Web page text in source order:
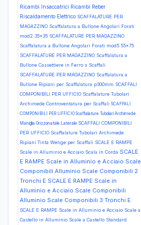
Ricambi Insaccatrici Ricambi Reber
Riscaldamento Elettrico SCAFFALATURE PER
MAGAZZINO Scaffalatura a Bullone Angolari Forati
mod2 35x35 SCAFFALATURE PER MAGAZZINO
Scaffalatura a Bullone Angolari Forati mod5 55x75
SCAFFALATURE PER MAGAZZINO Scaffalatura a
Bullone Cassettiere in Ferro x Scaffali
SCAFFALATURE PER MAGAZZINO Scaffalatura a
Bullone Ripiani per Scaffalatura p300mm SCAFFALI
COMPONIBILI PER UFFICIO Scaffalature Tubolari
Archimede Controventatura per Scaffali SCAFFALI
COMPONIBILI PER UFFICIO Scaffalature Tubolari Archimede
Maniglia Orizzonatale Laterale SCAFFALI COMPONIBILI
PER UFFICIO Scaffalature Tubolari Archimede
Ripiani Tinta Wenge per Scaffali SCALE E RAMPE
Scale in Alluminio e Acciaio Scala in Corda SCALE
E RAMPE Scale in Alluminio e Acciaio Scale
Componibili Alluminio Scale Componibili 2
Tronchi E SCALE E RAMPE Scale in
Alluminio e Acciaio Scale Componibili
Alluminio Scale Componibili 3 Tronchi E
SCALE E RAMPE Scale in Alluminio e Acciaio Scale a
Castello in Alluminio Scale a Castello Standard